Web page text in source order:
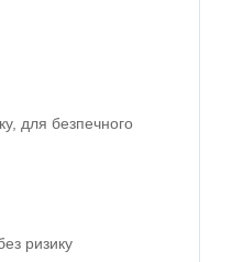
для безпечного
ризику